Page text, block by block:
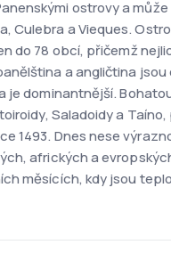
ostrovy a
Culebra a Vieques.
do 78 obcí, přičemž
a angličtina
je dominantnější.
Saladoidy a
1493. Dnes nese
afrických a
měsících, kdy jsou